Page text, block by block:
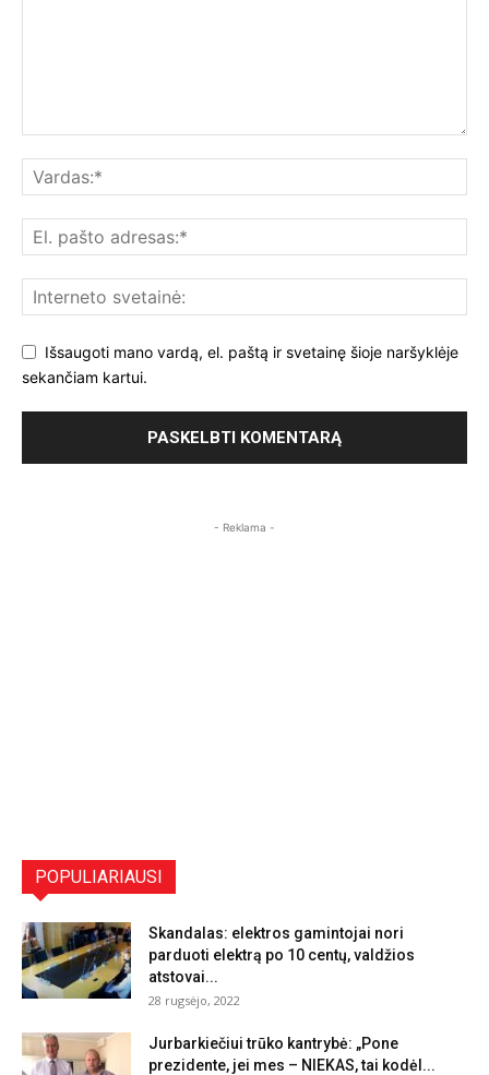
Išsaugoti mano vardą, el. paštą ir svetainę šioje naršyklėje
sekančiam kartui.
- Reklama -
POPULIARIAUSI
Skandalas: elektros gamintojai nori
parduoti elektrą po 10 centų, valdžios
atstovai...
28 rugsėjo, 2022
Jurbarkiečiui trūko kantrybė: „Pone
prezidente, jei mes – NIEKAS, tai kodėl...